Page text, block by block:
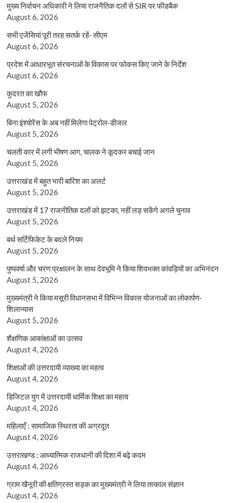
मुख्य निर्वाचन अधिकारी ने लिया राजनैतिक दलों से SIR पर फीडबैक
August 6, 2026
सभी एजेंसियां पूरी तरह सतर्क रहें- सीएम
August 6, 2026
प्रदेश में आधारभूत संरचनाओं के विकास पर फोकस किए जाने के निर्देश
August 6, 2026
कुदरत का खौफ
August 5, 2026
बिना इंश्योरेंस के अब नहीं मिलेगा पेट्रोल-डीजल
August 5, 2026
चलती कार में लगी भीषण आग, चालक ने कूदकर बचाई जान
August 5, 2026
उत्तराखंड में बहुत भारी बारिश का अलर्ट
August 5, 2026
उत्तराखंड में 17 राजनीतिक दलों को झटका, नहीं लड़ सकेंगे अगले चुनाव
August 5, 2026
बर्थ सर्टिफिकेट के बदले नियम
August 5, 2026
पुष्पवर्षा और चरण प्रक्षालन के साथ देवभूमि ने किया शिवभक्त कांवड़ियों का अभिनंदन
August 5, 2026
मुख्यमंत्री ने किया मसूरी विधानसभा में विभिन्न विकास योजनाओं का लोकार्पण-
शिलान्यास
August 5, 2026
शैक्षणिक आकांक्षाओं का उत्सव
August 4, 2026
शिक्षाओं की उत्तरदायी व्याख्या का महत्व
August 4, 2026
डिजिटल युग में उत्तरदायी धार्मिक शिक्षा का महत्व
August 4, 2026
महिलाएँ : सामाजिक स्थिरता की अग्रदूत
August 4, 2026
उत्तराखण्ड : आध्यात्मिक राजधानी की दिशा में बढ़े कदम
August 4, 2026
ग्राम खैनूरी की क्षतिग्रस्त सड़क का मुख्यमंत्री ने लिया तत्काल संज्ञान
August 4, 2026